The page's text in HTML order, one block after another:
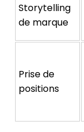
Storytelling
de marque
Prise de
positions